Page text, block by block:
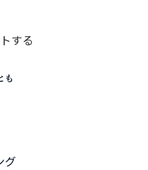
する
も
グ